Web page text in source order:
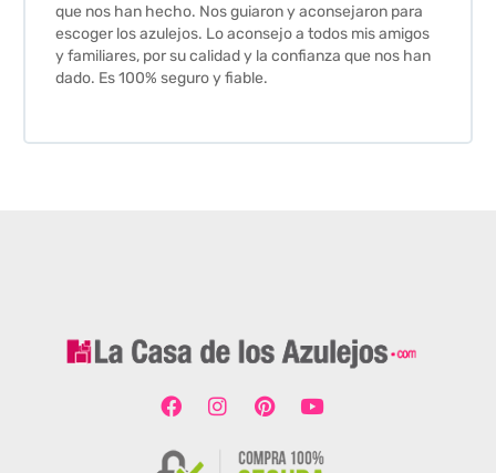
que nos han hecho. Nos guiaron y aconsejaron para
escoger los azulejos. Lo aconsejo a todos mis amigos
y familiares, por su calidad y la confianza que nos han
dado. Es 100% seguro y fiable.